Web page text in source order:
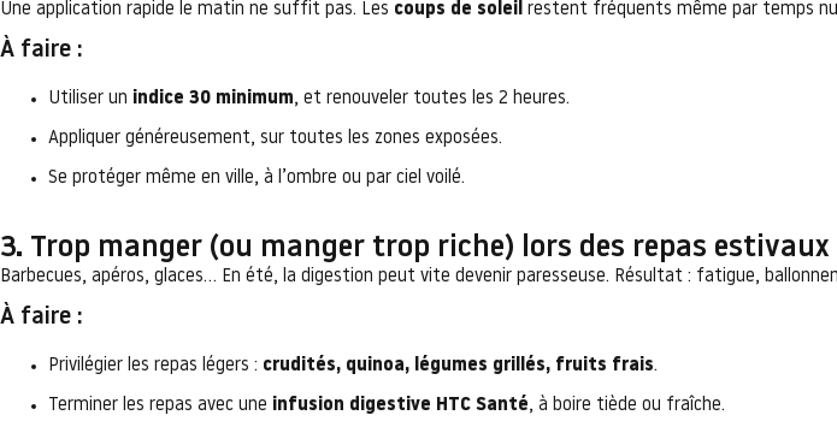
Une application rapide le matin ne suffit pas. Les coups de soleil restent fréquents même par temps
À faire :
Utiliser un indice 30 minimum, et renouveler toutes les 2 heures.
Appliquer généreusement, sur toutes les zones exposées.
Se protéger même en ville, à l’ombre ou par ciel voilé.
3. Trop manger (ou manger trop riche) lors des repas estivaux
Barbecues, apéros, glaces… En été, la digestion peut vite devenir paresseuse. Résultat : fatigue,
À faire :
Privilégier les repas légers : crudités, quinoa, légumes grillés, fruits frais.
Terminer les repas avec une infusion digestive HTC Santé, à boire tiède ou fraîche.